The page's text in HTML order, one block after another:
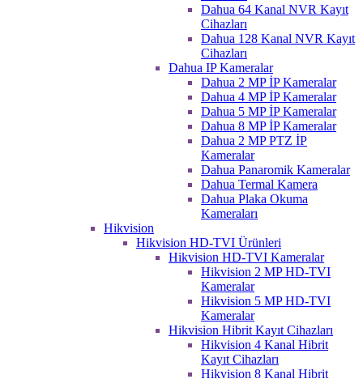
Dahua 64 Kanal NVR Kayıt
Cihazları
Dahua 128 Kanal NVR Kayıt
Cihazları
Dahua IP Kameralar
Dahua 2 MP İP Kameralar
Dahua 4 MP İP Kameralar
Dahua 5 MP İP Kameralar
Dahua 8 MP İP Kameralar
Dahua 2 MP PTZ İP
Kameralar
Dahua Panaromik Kameralar
Dahua Termal Kamera
Dahua Plaka Okuma
Kameraları
Hikvision
Hikvision HD-TVI Ürünleri
Hikvision HD-TVI Kameralar
Hikvision 2 MP HD-TVI
Kameralar
Hikvision 5 MP HD-TVI
Kameralar
Hikvision Hibrit Kayıt Cihazları
Hikvision 4 Kanal Hibrit
Kayıt Cihazları
Hikvision 8 Kanal Hibrit